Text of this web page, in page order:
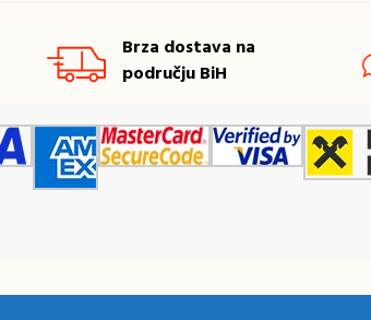
Brza dostava na
području BiH